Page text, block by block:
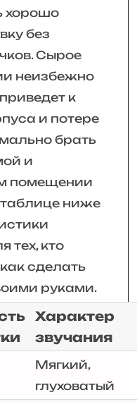
хорошо
без
Сырое
неизбежно
к
и потере
брать
и
помещении
таблице ниже
тех, кто
сделать
руками.
Характер
звучания
Мягкий,
глуховатый